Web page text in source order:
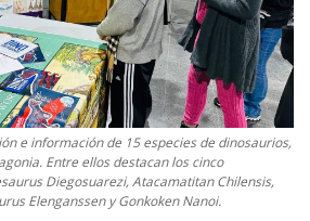
e información de 15 especies de dinosaurios,
Entre ellos destacan los cinco
Diegosuarezi, Atacamatitan Chilensis,
Elenganssen y Gonkoken Nanoi.